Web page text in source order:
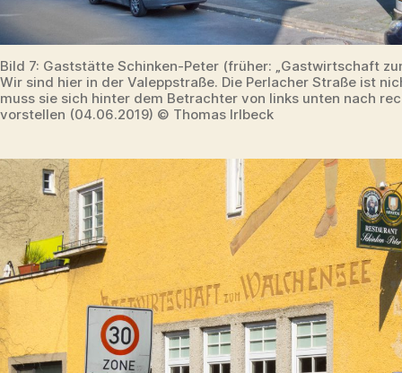
Bild 7: Gaststätte Schinken-Peter (früher: „Gastwirtschaft
Wir sind hier in der Valeppstraße. Die Perlacher Straße ist
muss sie sich hinter dem Betrachter von links unten nach
vorstellen (04.06.2019) © Thomas Irlbeck